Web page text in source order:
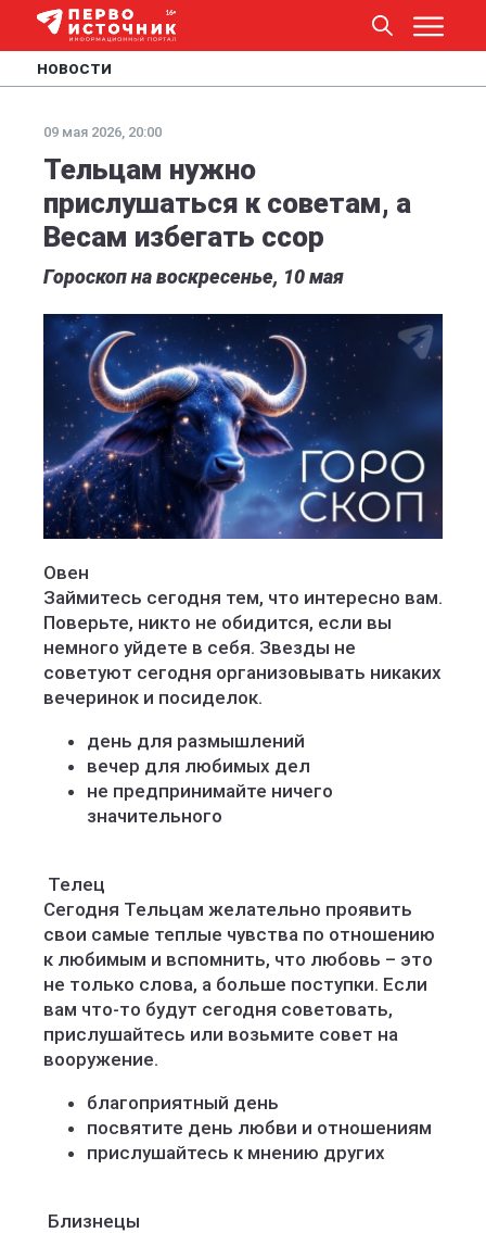
НОВОСТИ
09 мая 2026, 20:00
Тельцам нужно
прислушаться к советам, а
Весам избегать ссор
Гороскоп на воскресенье, 10 мая
Овен
Займитесь сегодня тем, что интересно вам.
Поверьте, никто не обидится, если вы
немного уйдете в себя. Звезды не
советуют сегодня организовывать никаких
вечеринок и посиделок.
день для размышлений
вечер для любимых дел
не предпринимайте ничего
значительного
️ Телец
Сегодня Тельцам желательно проявить
свои самые теплые чувства по отношению
к любимым и вспомнить, что любовь – это
не только слова, а больше поступки. Если
вам что-то будут сегодня советовать,
прислушайтесь или возьмите совет на
вооружение.
благоприятный день
посвятите день любви и отношениям
прислушайтесь к мнению других
️ Близнецы